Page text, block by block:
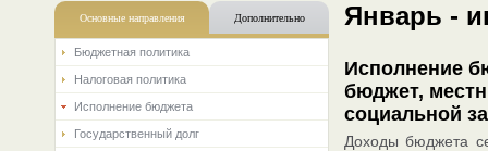
Основные направления Дополнительно
Бюджетная политика
Налоговая политика
Исполнение бюджета
Государственный долг
Январь -
Исполнение
бюджет,
социальной
Доходы бюджета